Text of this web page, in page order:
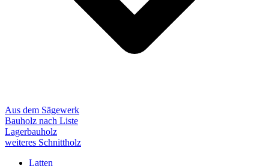
Aus dem Sägewerk
Bauholz nach Liste
Lagerbauholz
weiteres Schnittholz
Latten